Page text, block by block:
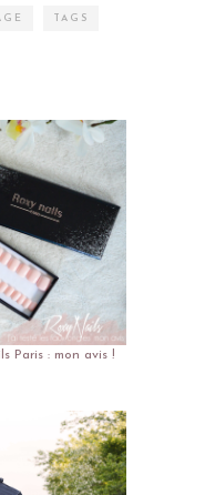
TAGS
Paris : mon avis !